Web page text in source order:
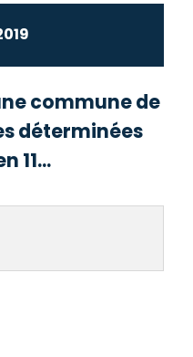
commune de
déterminées
11...